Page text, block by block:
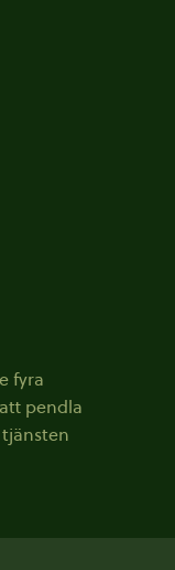
fyra
pendla